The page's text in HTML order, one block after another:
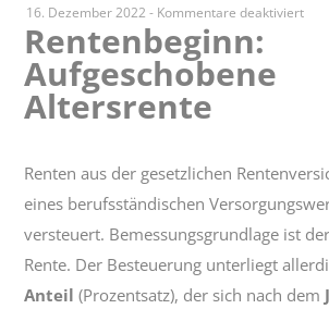
16. Dezember 2022 - Kommentare deaktiviertfür
Rentenbeginn:
Aufgeschobene
Altersrente
Renten aus der gesetzlichen
eines berufsständischen
versteuert. Bemessungsgrundlage ist
Rente. Der Besteuerung unterliegt
Anteil (Prozentsatz), der sich nach dem